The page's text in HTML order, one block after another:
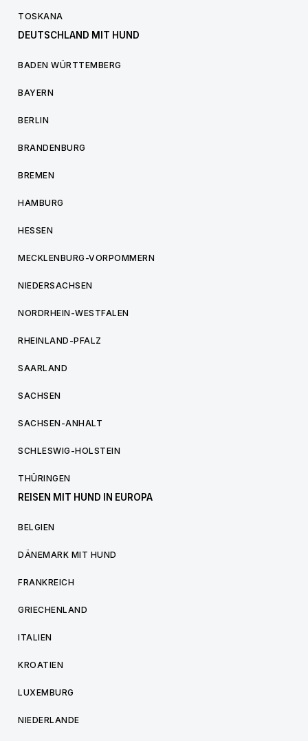
TOSKANA
DEUTSCHLAND MIT HUND
BADEN WÜRTTEMBERG
BAYERN
BERLIN
BRANDENBURG
BREMEN
HAMBURG
HESSEN
MECKLENBURG-VORPOMMERN
NIEDERSACHSEN
NORDRHEIN-WESTFALEN
RHEINLAND-PFALZ
SAARLAND
SACHSEN
SACHSEN-ANHALT
SCHLESWIG-HOLSTEIN
THÜRINGEN
REISEN MIT HUND IN EUROPA
BELGIEN
DÄNEMARK MIT HUND
FRANKREICH
GRIECHENLAND
ITALIEN
KROATIEN
LUXEMBURG
NIEDERLANDE